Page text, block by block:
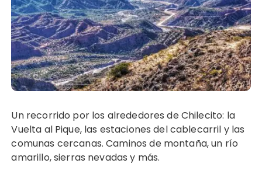
Un recorrido por los alrededores de Chilecito: la
Vuelta al Pique, las estaciones del cablecarril y las
comunas cercanas. Caminos de montaña, un río
amarillo, sierras nevadas y más.